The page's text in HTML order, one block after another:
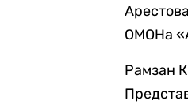
ОМОНа
Рамзан